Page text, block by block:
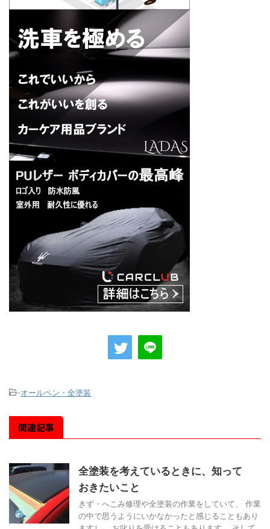
-オールペン・全塗装
関連記事
全塗装を考えているときに、知って
おきたいこと
きず・へこみ修理や全塗装の作業をしていて、 作業
の中で思うようにいかなかったと感じることもあり